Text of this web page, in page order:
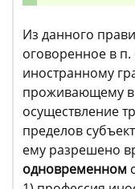
Из данного
оговоренное в п.
иностранному
проживающему
осуществление
пределов
ему разрешено
одновременном